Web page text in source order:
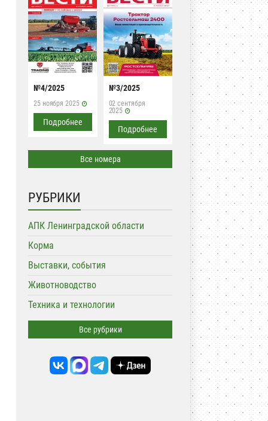
№4/2025
25 ноября 2025
Подробнее
№3/2025
02 сентября
2025
Подробнее
Все номера
РУБРИКИ
АПК Ленинградской области
Корма
Выставки, события
Животноводство
Техника и технологии
Все рубрики